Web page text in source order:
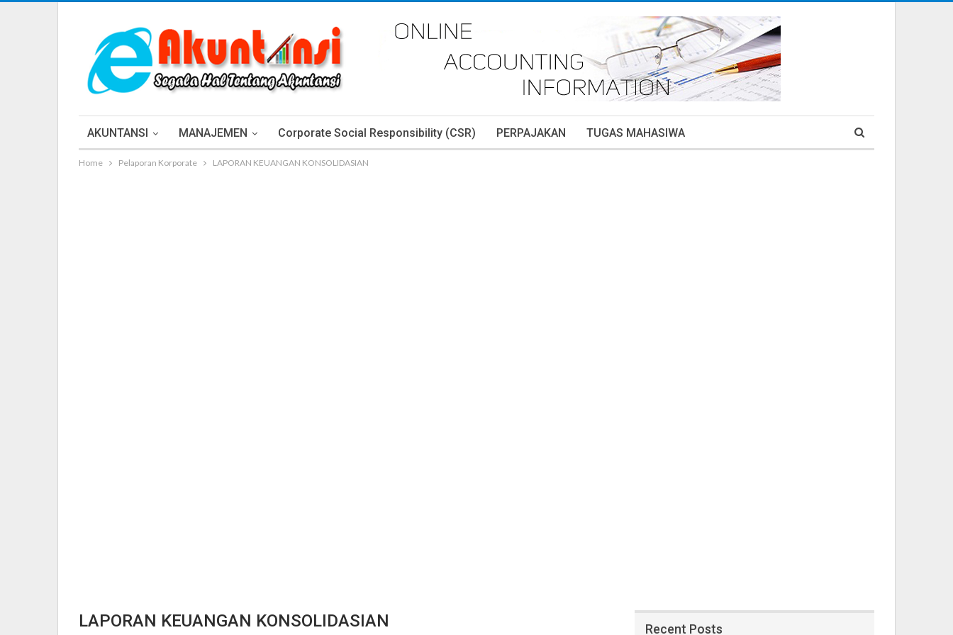
AKUNTANSI MANAJEMEN Corporate Social Responsibility (CSR) PERPAJAKAN TUGAS MAHASIWA
Home Pelaporan Korporate LAPORAN KEUANGAN KONSOLIDASIAN
LAPORAN KEUANGAN KONSOLIDASIAN Recent Posts